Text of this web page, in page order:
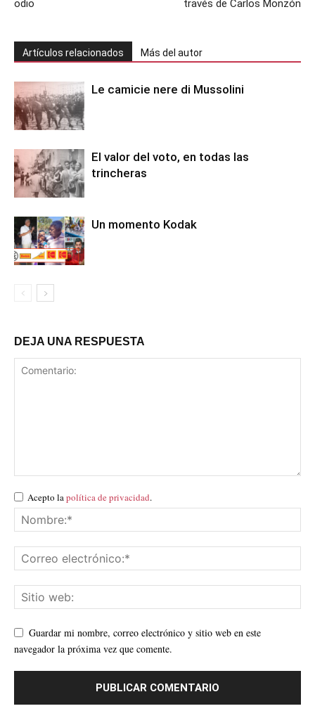
odio
través de Carlos Monzón
Artículos relacionados Más del autor
Le camicie nere di Mussolini
El valor del voto, en todas las
trincheras
Un momento Kodak
DEJA UNA RESPUESTA
Acepto lapolítica de privacidad.
Guardar mi nombre, correo electrónico y sitio web en este
navegador la próxima vez que comente.